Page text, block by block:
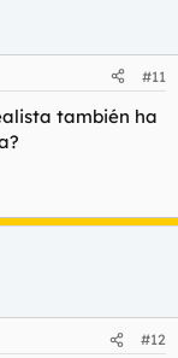
#11
también ha
#12